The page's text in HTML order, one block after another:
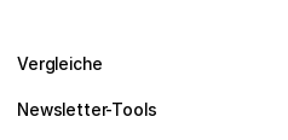
Vergleiche
Newsletter-Tools